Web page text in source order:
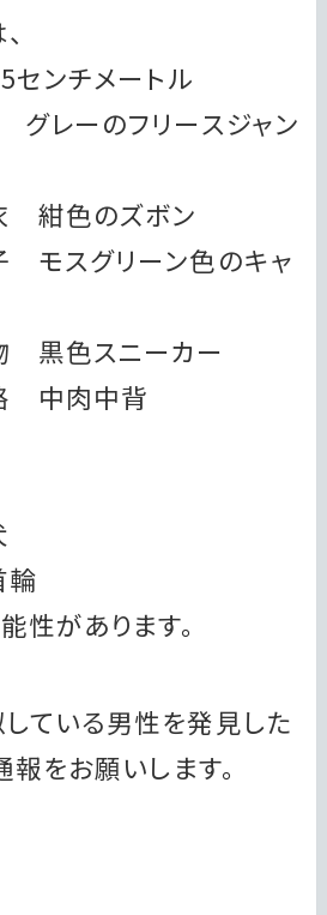
ンチメートル
レーのフリースジャン
のズボン
リーン色のキャ
スニーカー
中背
性があります。
ている男性を発見した
をお願いします。